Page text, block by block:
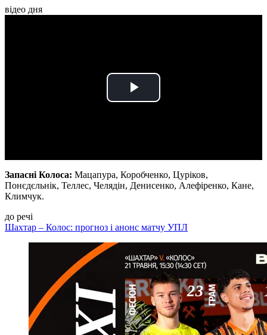
відео дня
Play
Запасні Колоса: Мацапура, Коробченко, Цуріков,
Понєдєльнік, Теллес, Челядін, Денисенко, Алефіренко, Кане,
Климчук.
до речі
Шахтар – Колос: прогноз і анонс матчу УПЛ